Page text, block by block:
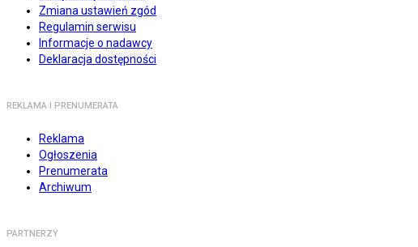
Zmiana ustawień zgód
Regulamin serwisu
Informacje o nadawcy
Deklaracja dostępności
REKLAMA I PRENUMERATA
Reklama
Ogłoszenia
Prenumerata
Archiwum
PARTNERZY